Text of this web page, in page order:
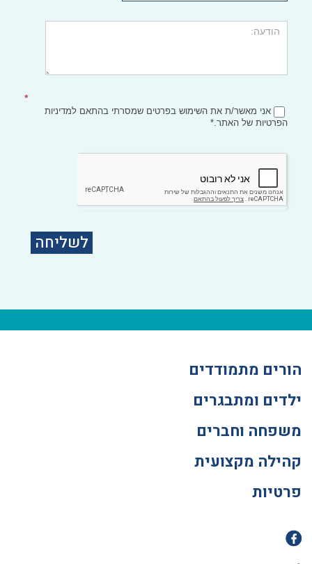
*
אני מאשר/ת את השימוש בפרטים שמסרתי בהתאם למדיניות
הפרטיות של האתר.*
לשליחה
הורים מתמודדים
ילדים ומתבגרים
משפחה וחברים
קהילה מקצועית
פרטיות